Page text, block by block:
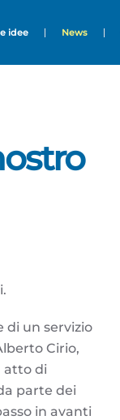
idee News
di un servizio
Cirio,
atto di
parte dei
in avanti